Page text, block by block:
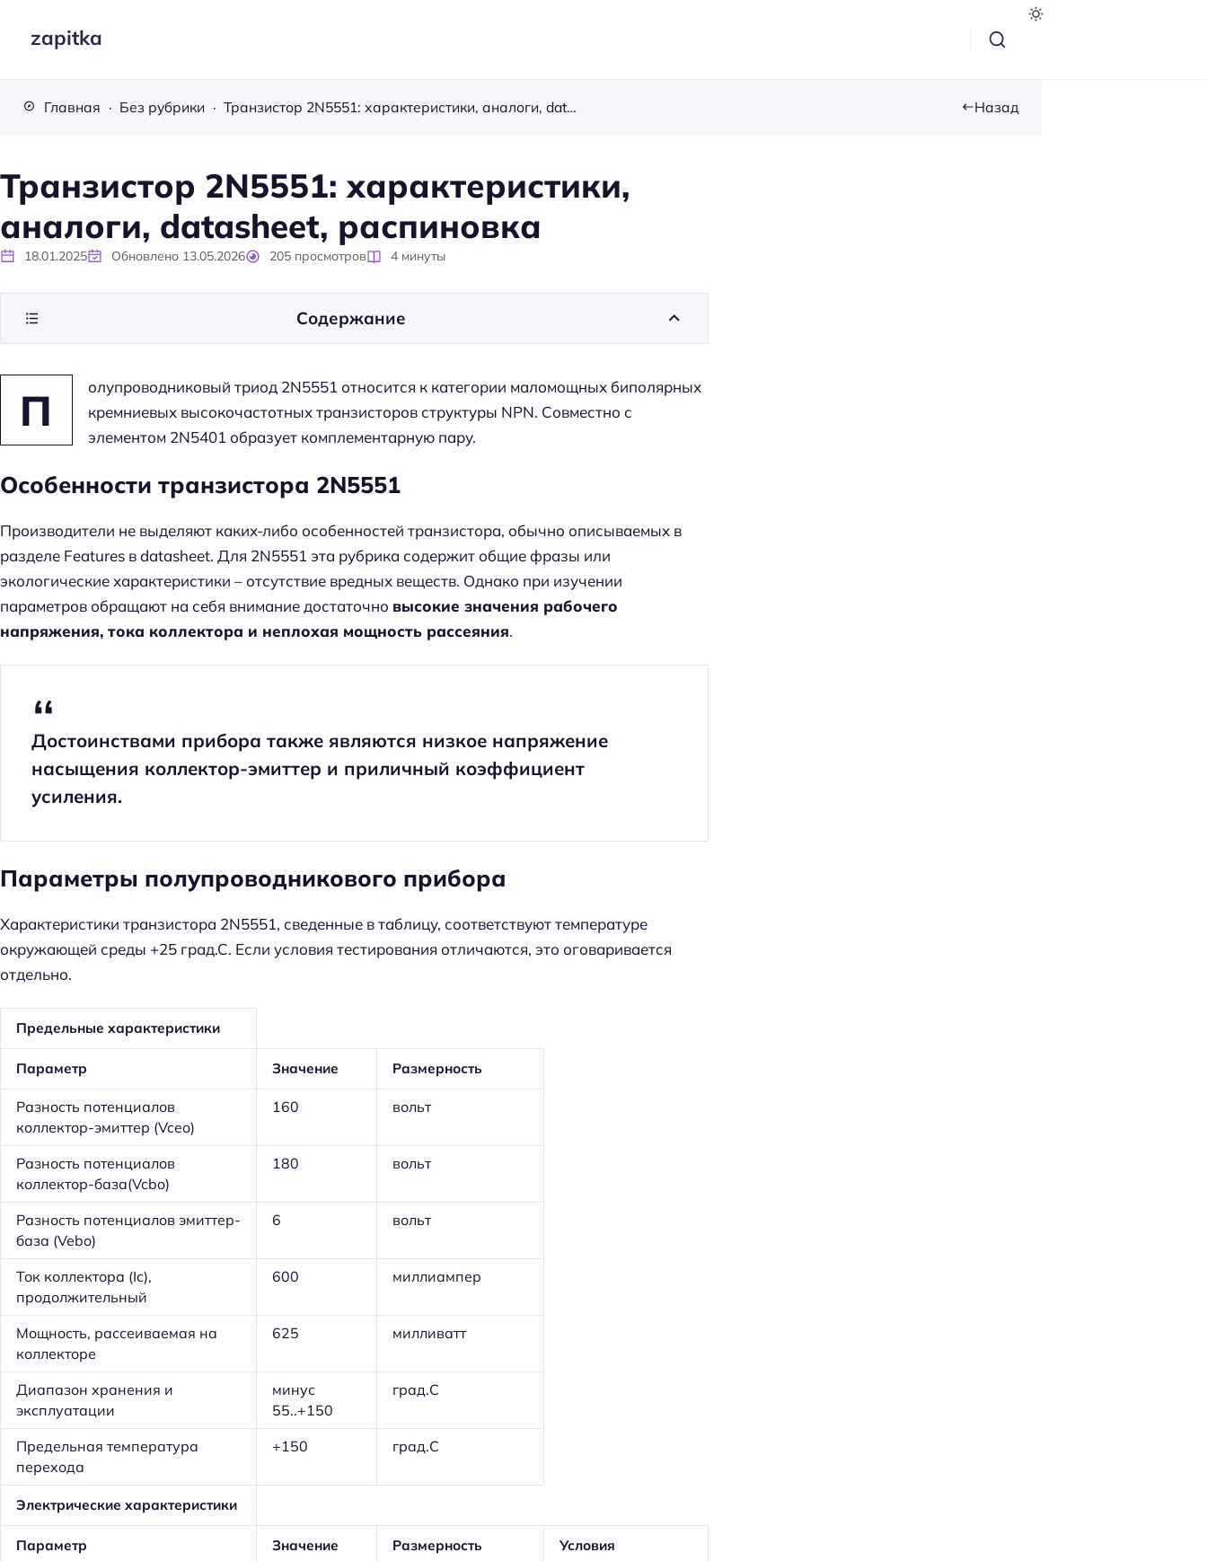
zapitka
Главная Без рубрики Транзистор 2N5551: характеристики, аналоги, datasheet, распиновка Назад
Транзистор 2N5551: характеристики,
аналоги, datasheet, распиновка
18.01.2025 Обновлено 13.05.2026 205 просмотров 4 минуты
П
олупроводниковый триод 2N5551 относится к категории маломощных биполярных
кремниевых высокочастотных транзисторов структуры NPN. Совместно с
элементом 2N5401 образует комплементарную пару.
Особенности транзистора 2N5551
Производители не выделяют каких-либо особенностей транзистора, обычно описываемых в
разделе Features в datasheet. Для 2N5551 эта рубрика содержит общие фразы или
экологические характеристики – отсутствие вредных веществ. Однако при изучении
параметров обращают на себя внимание достаточно высокие значения рабочего
напряжения, тока коллектора и неплохая мощность рассеяния.
Достоинствами прибора также являются низкое напряжение
насыщения коллектор-эмиттер и приличный коэффициент
усиления.
Параметры полупроводникового прибора
Характеристики транзистора 2N5551, сведенные в таблицу, соответствуют температуре
окружающей среды +25 град.С. Если условия тестирования отличаются, это оговаривается
отдельно.
Предельные характеристики
Параметр Значение Размерность
Разность потенциалов
коллектор-эмиттер (Vceo)
160 вольт
Разность потенциалов
коллектор-база(Vcbo)
180 вольт
Разность потенциалов эмиттер-
база (Vebo)
6 вольт
Ток коллектора (Ic),
продолжительный
600 миллиампер
Мощность, рассеиваемая на
коллекторе
625 милливатт
Диапазон хранения и
эксплуатации
минус
55..+150
град.С
Предельная температура
перехода
+150 град.С
Электрические характеристики
Параметр Значение Размерность
Условия
Содержание